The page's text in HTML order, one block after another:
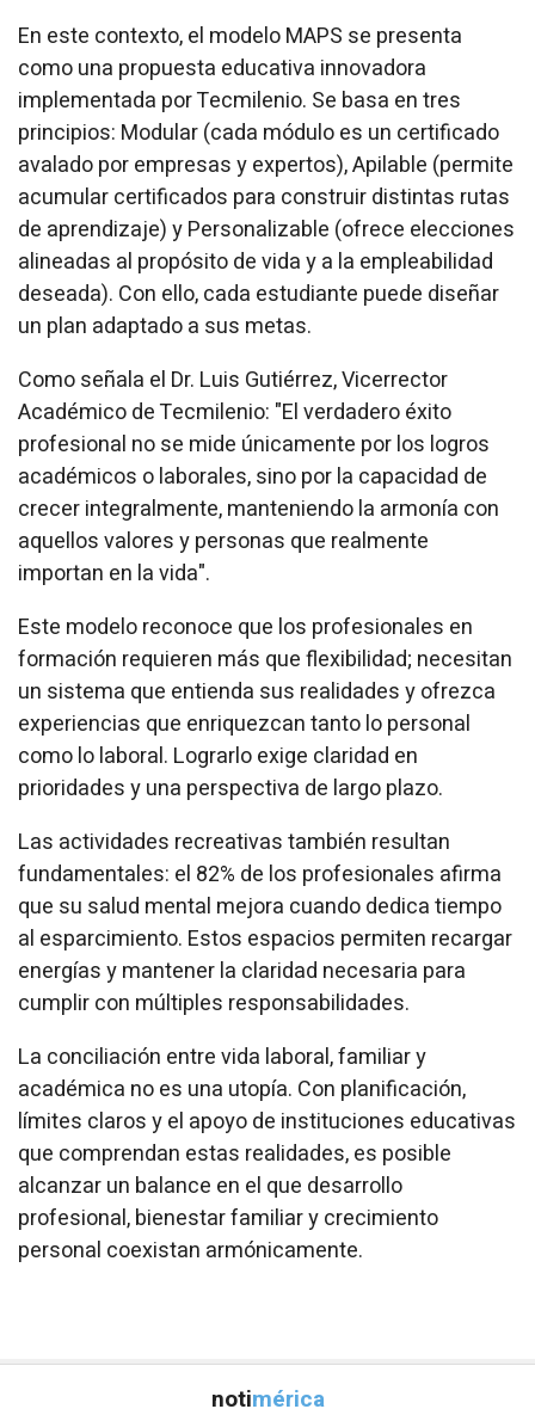
En este contexto, el modelo MAPS se presenta
como una propuesta educativa innovadora
implementada por Tecmilenio. Se basa en tres
principios: Modular (cada módulo es un certificado
avalado por empresas y expertos), Apilable (permite
acumular certificados para construir distintas rutas
de aprendizaje) y Personalizable (ofrece elecciones
alineadas al propósito de vida y a la empleabilidad
deseada). Con ello, cada estudiante puede diseñar
un plan adaptado a sus metas.
Como señala el Dr. Luis Gutiérrez, Vicerrector
Académico de Tecmilenio: "El verdadero éxito
profesional no se mide únicamente por los logros
académicos o laborales, sino por la capacidad de
crecer integralmente, manteniendo la armonía con
aquellos valores y personas que realmente
importan en la vida".
Este modelo reconoce que los profesionales en
formación requieren más que flexibilidad; necesitan
un sistema que entienda sus realidades y ofrezca
experiencias que enriquezcan tanto lo personal
como lo laboral. Lograrlo exige claridad en
prioridades y una perspectiva de largo plazo.
Las actividades recreativas también resultan
fundamentales: el 82% de los profesionales afirma
que su salud mental mejora cuando dedica tiempo
al esparcimiento. Estos espacios permiten recargar
energías y mantener la claridad necesaria para
cumplir con múltiples responsabilidades.
La conciliación entre vida laboral, familiar y
académica no es una utopía. Con planificación,
límites claros y el apoyo de instituciones educativas
que comprendan estas realidades, es posible
alcanzar un balance en el que desarrollo
profesional, bienestar familiar y crecimiento
personal coexistan armónicamente.
notimérica